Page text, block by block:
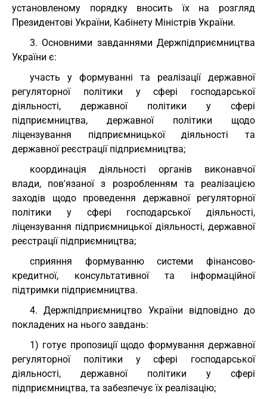
установленому порядку вносить їх на розгляд
Президентові України, Кабінету Міністрів України.
3. Основними завданнями Держпідприємництва
України є:
участь у формуванні та реалізації державної
регуляторної політики у сфері господарської
діяльності, державної політики у сфері
підприємництва, державної політики щодо
ліцензування підприємницької діяльності та
державної реєстрації підприємництва;
координація діяльності органів виконавчої
влади, пов'язаної з розробленням та реалізацією
заходів щодо проведення державної регуляторної
політики у сфері господарської діяльності,
ліцензування підприємницької діяльності, державної
реєстрації підприємництва;
сприяння формуванню системи фінансово-
кредитної, консультативної та інформаційної
підтримки підприємництва.
4. Держпідприємництво України відповідно до
покладених на нього завдань:
1) готує пропозиції щодо формування державної
регуляторної політики у сфері господарської
діяльності, державної політики у сфері
підприємництва, та забезпечує їх реалізацію;